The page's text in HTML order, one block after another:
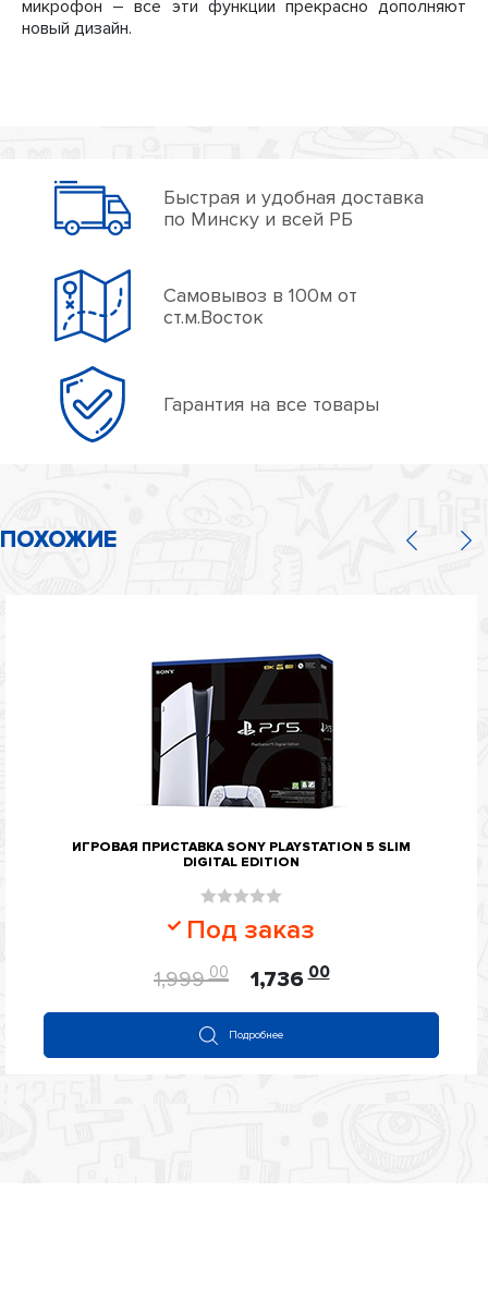
микрофон – все эти функции прекрасно дополняют
новый дизайн.
Быстрая и удобная доставка
по Минску и всей РБ
Самовывоз в 100м от
ст.м.Восток
Гарантия на все товары
ПОХОЖИЕ
ИГРОВАЯ ПРИСТАВКА SONY PLAYSTATION 5 SLIM
DIGITAL EDITION
Оценка
0
из
Под заказ
1,999 00 1,736 00
Подробнее